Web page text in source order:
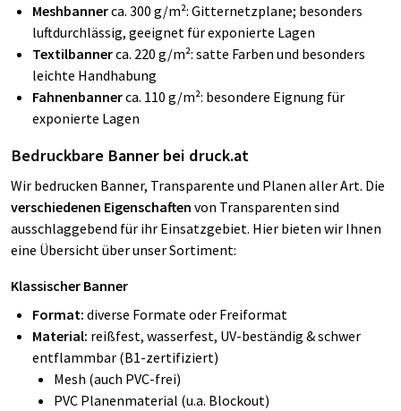
Meshbannerca. 300 g/m²: Gitternetzplane; besonders
luftdurchlässig, geeignet für exponierte Lagen
Textilbannerca. 220 g/m²: satte Farben und besonders
leichte Handhabung
Fahnenbannerca. 110 g/m²: besondere Eignung für
exponierte Lagen
Bedruckbare Banner bei druck.at
Wir bedrucken Banner, Transparente und Planen aller Art. Die
verschiedenen Eigenschaften von Transparenten sind
ausschlaggebend für ihr Einsatzgebiet. Hier bieten wir Ihnen
eine Übersicht über unser Sortiment:
Klassischer Banner
Format: diverse Formate oder Freiformat
Material: reißfest, wasserfest, UV-beständig & schwer
entflammbar (B1-zertifiziert)
Mesh (auch PVC-frei)
PVC Planenmaterial (u.a. Blockout)